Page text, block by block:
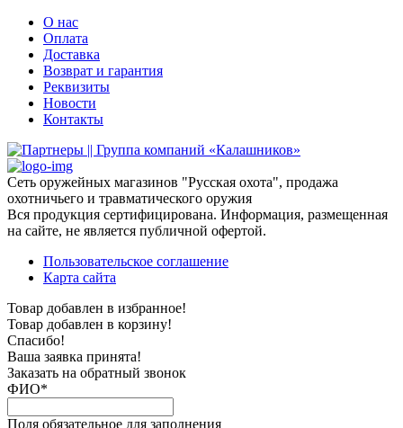
О нас
Оплата
Доставка
Возврат и гарантия
Реквизиты
Новости
Контакты
Сеть оружейных магазинов "Русская охота", продажа
охотничьего и травматического оружия
Вся продукция сертифицирована. Информация, размещенная
на сайте, не является публичной офертой.
Пользовательское соглашение
Карта сайта
Товар добавлен в избранное!
Товар добавлен в корзину!
Спасибо!
Ваша заявка принята!
Заказать на обратный звонок
ФИО*
Поля обязательное для заполнения